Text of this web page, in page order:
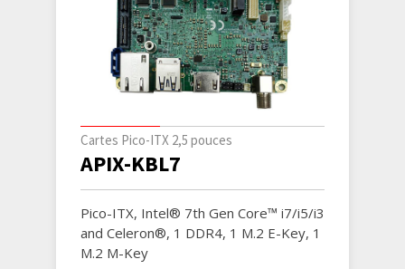
Cartes Pico-ITX 2,5 pouces
APIX-KBL7
Pico-ITX, Intel® 7th Gen Core™ i7/i5/i3
and Celeron®, 1 DDR4, 1 M.2 E-Key, 1
M.2 M-Key